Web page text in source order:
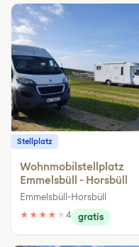
Stellplatz
Wohnmobilstellplatz
Emmelsbüll - Horsbüll
Emmelsbüll-Horsbüll
★ ★ ★ ★ ★ 4 gratis